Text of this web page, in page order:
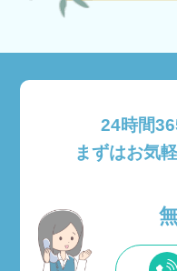
24時間
まずはお気